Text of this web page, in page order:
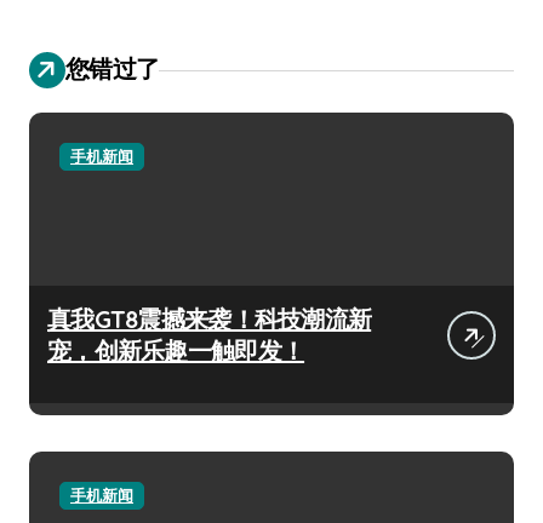
您错过了
手机新闻
真我GT8震撼来袭！科技潮流新
宠，创新乐趣一触即发！
手机新闻